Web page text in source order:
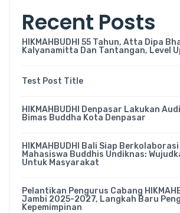
Recent Posts
HIKMAHBUDHI 55 Tahun, Atta Dipa
Kalyanamitta Dan Tantangan, Level
Test Post Title
HIKMAHBUDHI Denpasar Lakukan
Bimas Buddha Kota Denpasar
HIKMAHBUDHI Bali Siap
Mahasiswa Buddhis Undiknas:
Untuk Masyarakat
Pelantikan Pengurus Cabang
Jambi 2025-2027, Langkah Baru
Kepemimpinan